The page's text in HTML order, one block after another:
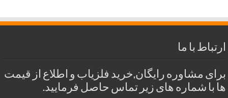
ارتباط با ما
برای مشاوره رایگان,خرید فلزیاب و اطلاع از قیمت
ها با شماره های زیر تماس حاصل فرمایید.